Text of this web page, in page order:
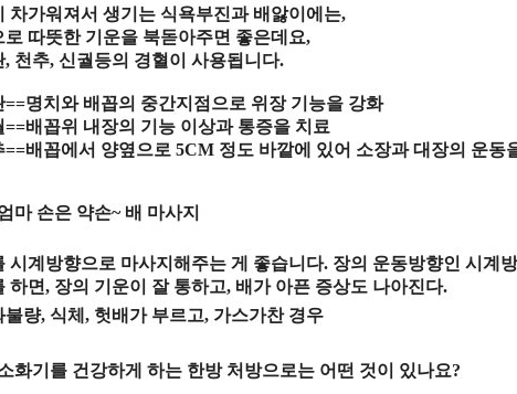
차가워져서 생기는 식욕부진과 배앓이에는,
로 따뜻한 기운을 북돋아주면 좋은데요,
, 천추, 신궐등의 경혈이 사용됩니다.
==명치와 배꼽의 중간지점으로 위장 기능을 강화
==배꼽위 내장의 기능 이상과 통증을 치료
==배꼽에서 양옆으로 5CM 정도 바깥에 있어 소장과 대장의 운동
마 손은 약손~ 배 마사지
시계방향으로 마사지해주는 게 좋습니다. 장의 운동방향인 시계
하면, 장의 기운이 잘 통하고, 배가 아픈 증상도 나아진다.
불량, 식체 , 헛배가 부르고, 가스가찬 경우
화기를 건강하게 하는 한방 처방으로는 어떤 것이 있나요?